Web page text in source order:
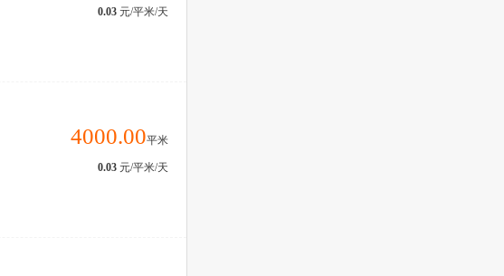
0.03 元/平米/天
4000.00平米
0.03 元/平米/天